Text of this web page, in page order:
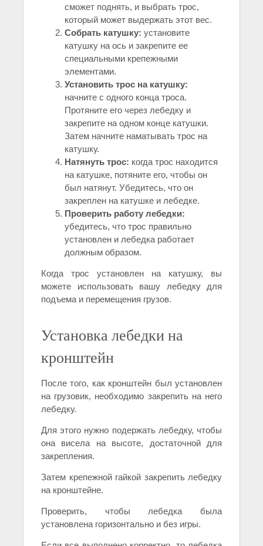
сможет поднять, и выбрать трос,
который может выдержать этот вес.
Собрать катушку: установите
катушку на ось и закрепите ее
специальными крепежными
элементами.
Установить трос на катушку:
начните с одного конца троса.
Протяните его через лебедку и
закрепите на одном конце катушки.
Затем начните наматывать трос на
катушку.
Натянуть трос: когда трос находится
на катушке, потяните его, чтобы он
был натянут. Убедитесь, что он
закреплен на катушке и лебедке.
Проверить работу лебедки:
убедитесь, что трос правильно
установлен и лебедка работает
должным образом.
Когда трос установлен на катушку, вы
можете использовать вашу лебедку для
подъема и перемещения грузов.
Установка лебедки на
кронштейн
После того, как кронштейн был установлен
на грузовик, необходимо закрепить на него
лебедку.
Для этого нужно подержать лебедку, чтобы
она висела на высоте, достаточной для
закрепления.
Затем крепежной гайкой закрепить лебедку
на кронштейне.
Проверить, чтобы лебедка была
установлена горизонтально и без игры.